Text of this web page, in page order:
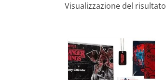
Visualizzazione del risultato